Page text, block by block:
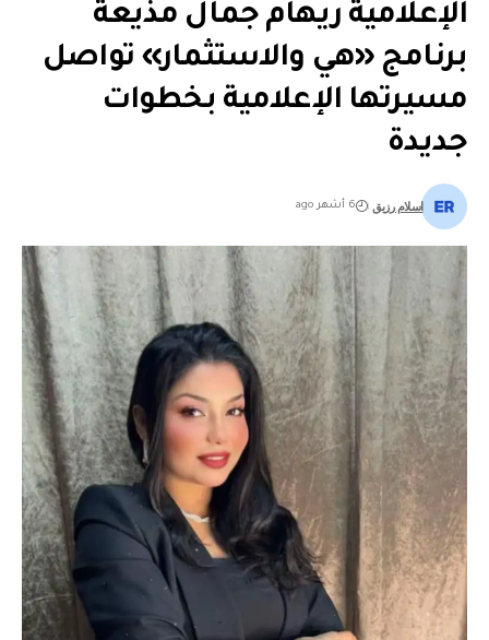
الإعلامية ريهام جمال مذيعة
برنامج «هي والاستثمار» تواصل
مسيرتها الإعلامية بخطوات
جديدة
اسلام رزيق 6 أشهر ago